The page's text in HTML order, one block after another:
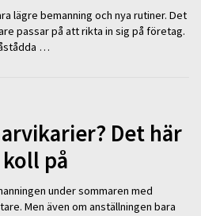
lägre bemanning och nya rutiner. Det
passar på att rikta in sig på företag.
…
Det här
på
under sommaren med
Men även om anställningen bara